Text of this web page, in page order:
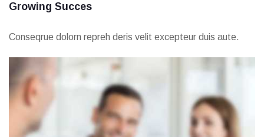
Growing Succes
Conseqrue dolorn repreh deris velit excepteur duis aute.